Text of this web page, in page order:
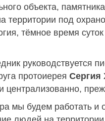
объекта,
территории под
тёмное время
руководствуется
протоиерея
централизованно,
мы будем работать и